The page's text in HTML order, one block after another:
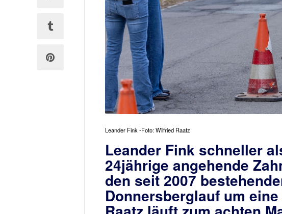
Leander Fink -Foto: Wilfried Raatz
Leander Fink schneller
24jährige angehende
den seit 2007
Donnersberglauf um